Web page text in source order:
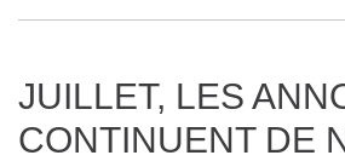
JUILLET, LES
CONTINUENT DE